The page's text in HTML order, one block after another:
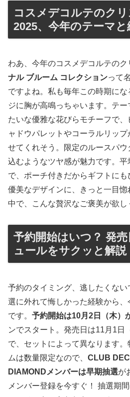
コスメデコルテのク
2025、今年のテーマ
わあ、今年のコスメデコルテのク
ナル ブルーム コレクションって
ですよね。私も毎年この時期に
ジに胸が高鳴っちゃいます。テ
たいな優雅な花びらモチーフで
ャドウパレットやコーラルリッ
せてくれそう。限定のルースパ
込むようなツヤ感が魅力です。
で、ポーチ付きだからギフトに
優美なデザインに、きっと一目
中で、こんな贅沢なご褒美が欲し
予約開始はいつ？ 発
ュールをサクッと解説
予約のタイミング、逃したくな
選に外れて悔しかった経験から
です。 予約開始は10月2日（木）
ンでスタート。発売日は11月1日
で、セットによって異なります
ムは数量限定なので、 CLUB
DIAMONDメンバーは早期抽選が
メンバー登録を今すぐ！ 抽選期